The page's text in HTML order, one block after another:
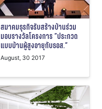
สมาคมธุรกิจรับสร้างบ้านร่วม
มอบรางวัลโครงการ “ประกวด
แบบบ้านผู้สูงอายุกับธอส.”
August, 30 2017